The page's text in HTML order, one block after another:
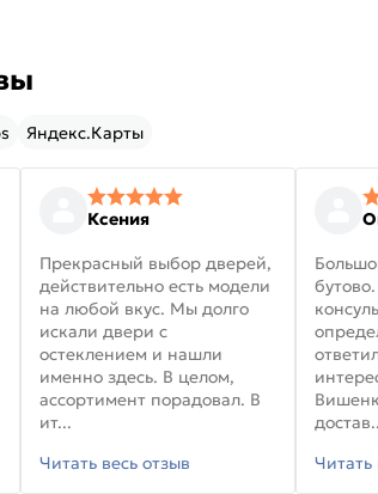
Яндекс.Карты
Ксения
Прекрасный выбор дверей,
действительно есть модели
на любой вкус. Мы долго
искали двери с
остеклением и нашли
именно здесь. В целом,
ассортимент порадовал. В
ит...
Читать весь отзыв
Читать